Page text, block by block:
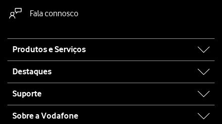
Fala connosco
map
Produtos e Serviços
Destaques
Suporte
Sobre a Vodafone